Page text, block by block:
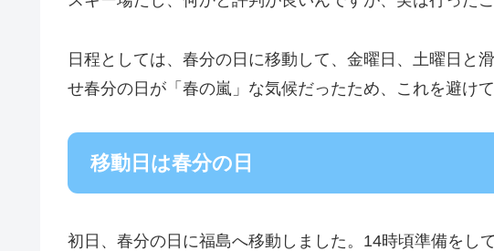
日程としては、春分の日に移動して、金曜日、土曜日と
せ春分の日が「春の嵐」な気候だったため、これを避け
移動日は春分の日
初日、春分の日に福島へ移動しました。14時頃準備をし